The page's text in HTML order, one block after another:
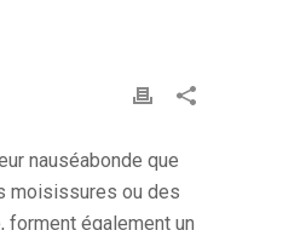
nauséabonde que
moisissures ou des
forment également un